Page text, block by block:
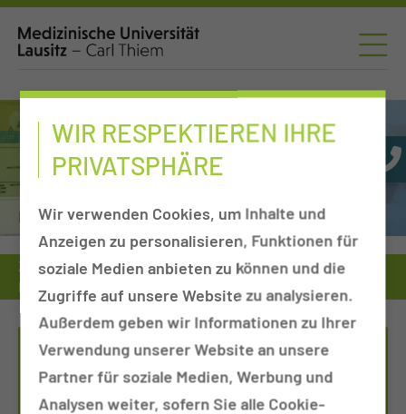
Neurologie
Zuweiser Tumorkonferenzen
Neurologie
Port-Sprechstunde (Portkatheter)
TERMINVEREINBARUNG - ALEXANDER
REINSBERG
WIR RESPEKTIEREN IHRE
PRIVATSPHÄRE
Wir verwenden Cookies, um Inhalte und
Anzeigen zu personalisieren, Funktionen für
soziale Medien anbieten zu können und die
Zugriffe auf unsere Website zu analysieren.
Außerdem geben wir Informationen zu Ihrer
Verwendung unserer Website an unsere
Partner für soziale Medien, Werbung und
Analysen weiter, sofern Sie alle Cookie-